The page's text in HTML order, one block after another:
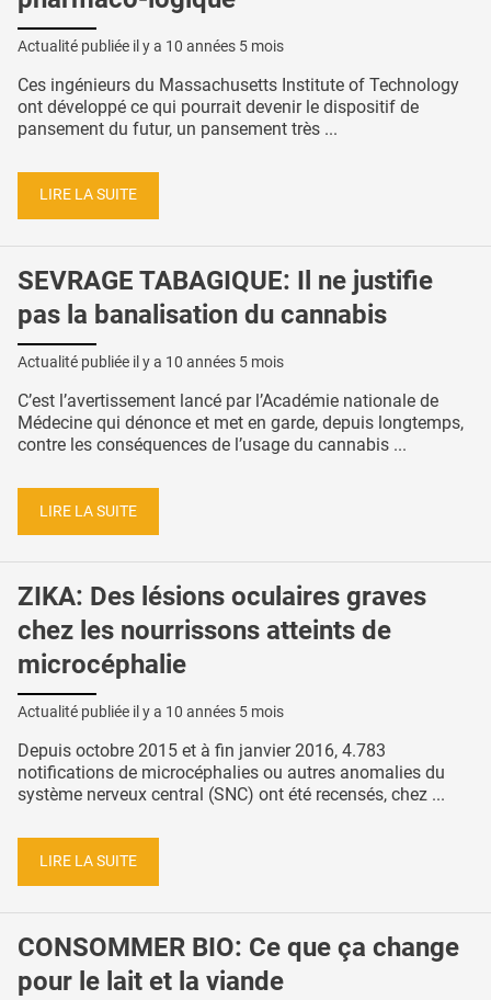
Actualité publiée il y a 10 années 5 mois
Ces ingénieurs du Massachusetts Institute of Technology
ont développé ce qui pourrait devenir le dispositif de
pansement du futur, un pansement très ...
LIRE LA SUITE
SEVRAGE TABAGIQUE: Il ne justifie
pas la banalisation du cannabis
Actualité publiée il y a 10 années 5 mois
C’est l’avertissement lancé par l’Académie nationale de
Médecine qui dénonce et met en garde, depuis longtemps,
contre les conséquences de l’usage du cannabis ...
LIRE LA SUITE
ZIKA: Des lésions oculaires graves
chez les nourrissons atteints de
microcéphalie
Actualité publiée il y a 10 années 5 mois
Depuis octobre 2015 et à fin janvier 2016, 4.783
notifications de microcéphalies ou autres anomalies du
système nerveux central (SNC) ont été recensés, chez ...
LIRE LA SUITE
CONSOMMER BIO: Ce que ça change
pour le lait et la viande